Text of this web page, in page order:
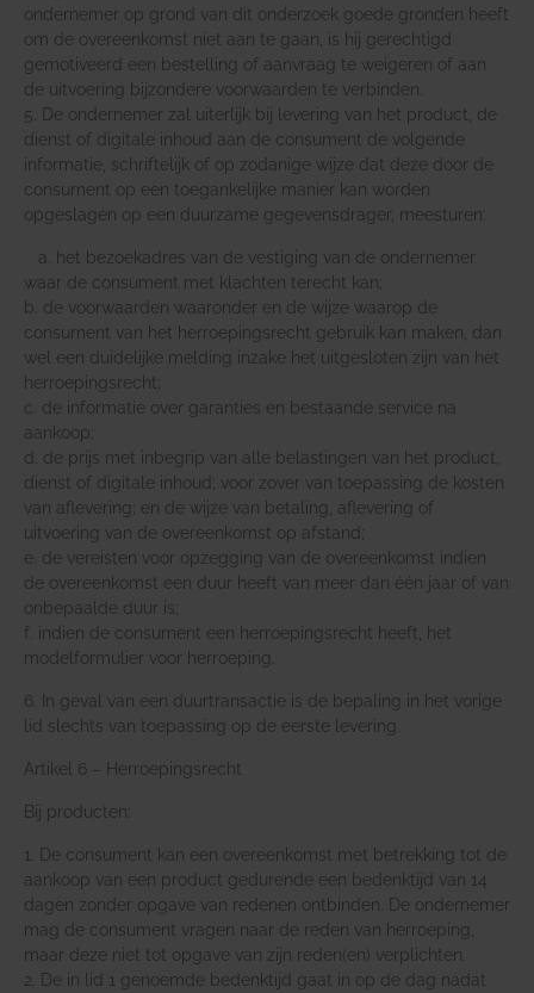
ondernemer op grond van dit onderzoek goede gronden heeft
om de overeenkomst niet aan te gaan, is hij gerechtigd
gemotiveerd een bestelling of aanvraag te weigeren of aan
de uitvoering bijzondere voorwaarden te verbinden.
5. De ondernemer zal uiterlijk bij levering van het product, de
dienst of digitale inhoud aan de consument de volgende
informatie, schriftelijk of op zodanige wijze dat deze door de
consument op een toegankelijke manier kan worden
opgeslagen op een duurzame gegevensdrager, meesturen:
a. het bezoekadres van de vestiging van de ondernemer
waar de consument met klachten terecht kan;
b. de voorwaarden waaronder en de wijze waarop de
consument van het herroepingsrecht gebruik kan maken, dan
wel een duidelijke melding inzake het uitgesloten zijn van het
herroepingsrecht;
c. de informatie over garanties en bestaande service na
aankoop;
d. de prijs met inbegrip van alle belastingen van het product,
dienst of digitale inhoud; voor zover van toepassing de kosten
van aflevering; en de wijze van betaling, aflevering of
uitvoering van de overeenkomst op afstand;
e. de vereisten voor opzegging van de overeenkomst indien
de overeenkomst een duur heeft van meer dan één jaar of van
onbepaalde duur is;
f. indien de consument een herroepingsrecht heeft, het
modelformulier voor herroeping.
6. In geval van een duurtransactie is de bepaling in het vorige
lid slechts van toepassing op de eerste levering.
Artikel 6 – Herroepingsrecht
Bij producten:
1. De consument kan een overeenkomst met betrekking tot de
aankoop van een product gedurende een bedenktijd van 14
dagen zonder opgave van redenen ontbinden. De ondernemer
mag de consument vragen naar de reden van herroeping,
maar deze niet tot opgave van zijn reden(en) verplichten.
2. De in lid 1 genoemde bedenktijd gaat in op de dag nadat